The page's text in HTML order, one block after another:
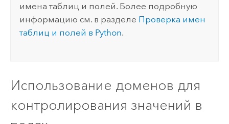
имена таблиц и полей. Более подробную
информацию см. в разделе Проверка имен
таблиц и полей в Python.
Использование доменов для
контролирования значений в